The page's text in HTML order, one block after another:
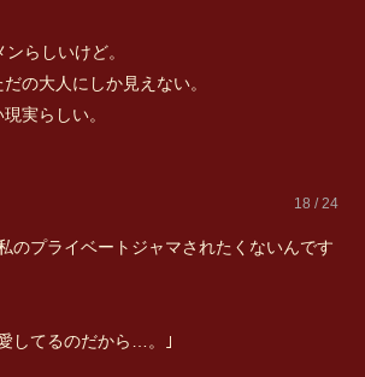
らしいけど。
の大人にしか見えない。
実らしい。
18 / 24
のプライベートジャマされたくないんです
してるのだから…。｣